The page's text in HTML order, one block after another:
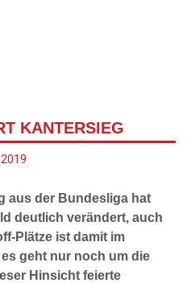
KANTERSIEG
aus der Bundesliga hat
deutlich verändert, auch
Plätze ist damit im
geht nur noch um die
Hinsicht feierte